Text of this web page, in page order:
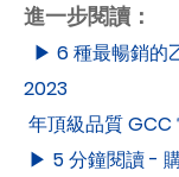
進一步閱讀：
▶ 6 種最暢銷的
2023
年頂級品質 GCC
▶ 5 分鐘閱讀 -